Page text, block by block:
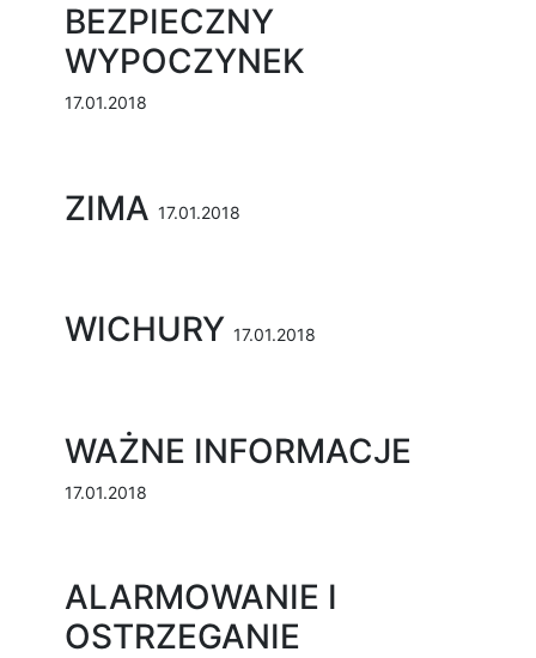
BEZPIECZNY
WYPOCZYNEK
17.01.2018
ZIMA 17.01.2018
WICHURY 17.01.2018
WAŻNE INFORMACJE
17.01.2018
ALARMOWANIE I
OSTRZEGANIE